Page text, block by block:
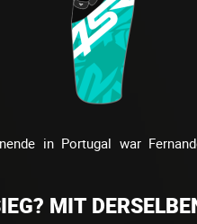
in Portugal war
MIT